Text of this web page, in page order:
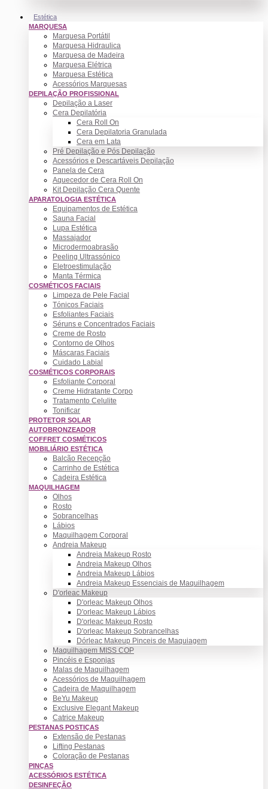
Estética
MARQUESA
Marquesa Portátil
Marquesa Hidraulica
Marquesa de Madeira
Marquesa Elétrica
Marquesa Estética
Acessórios Marquesas
DEPILAÇÃO PROFISSIONAL
Depilação a Laser
Cera Depilatória
Cera Roll On
Cera Depilatoria Granulada
Cera em Lata
Pré Depilação e Pós Depilação
Acessórios e Descartáveis Depilação
Panela de Cera
Aquecedor de Cera Roll On
Kit Depilação Cera Quente
APARATOLOGIA ESTÉTICA
Equipamentos de Estética
Sauna Facial
Lupa Estética
Massajador
Microdermoabrasão
Peeling Ultrassónico
Eletroestimulação
Manta Térmica
COSMÉTICOS FACIAIS
Limpeza de Pele Facial
Tónicos Faciais
Esfoliantes Faciais
Séruns e Concentrados Faciais
Creme de Rosto
Contorno de Olhos
Máscaras Faciais
Cuidado Labial
COSMÉTICOS CORPORAIS
Esfoliante Corporal
Creme Hidratante Corpo
Tratamento Celulite
Tonificar
PROTETOR SOLAR
AUTOBRONZEADOR
COFFRET COSMÉTICOS
MOBILIÁRIO ESTÉTICA
Balcão Recepção
Carrinho de Estética
Cadeira Estética
MAQUILHAGEM
Olhos
Rosto
Sobrancelhas
Lábios
Maquilhagem Corporal
Andreia Makeup
Andreia Makeup Rosto
Andreia Makeup Olhos
Andreia Makeup Lábios
Andreia Makeup Essenciais de Maquilhagem
D'orleac Makeup
D'orleac Makeup Olhos
D'orleac Makeup Lábios
D'orleac Makeup Rosto
D'orleac Makeup Sobrancelhas
Dórleac Makeup Pinceis de Maquiagem
Maquilhagem MISS COP
Pincéis e Esponjas
Malas de Maquilhagem
Acessórios de Maquilhagem
Cadeira de Maquilhagem
BeYu Makeup
Exclusive Elegant Makeup
Catrice Makeup
PESTANAS POSTIÇAS
Extensão de Pestanas
Lifting Pestanas
Coloração de Pestanas
PINÇAS
ACESSÓRIOS ESTÉTICA
DESINFEÇÃO